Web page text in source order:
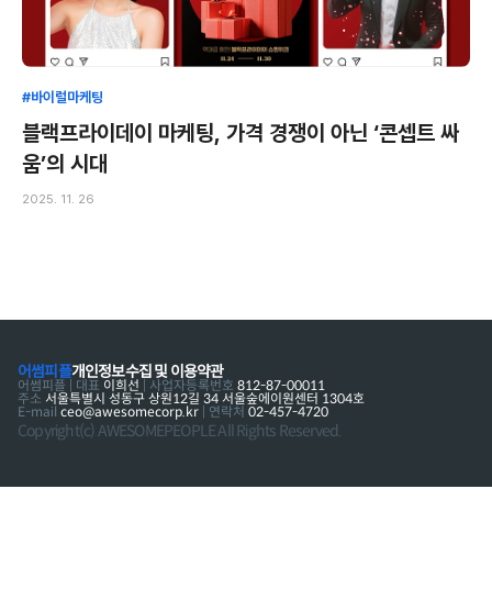
#바이럴마케팅
블랙프라이데이 마케팅, 가격 경쟁이 아닌 ‘콘셉트 싸
움’의 시대
2025. 11. 26
어썸피플개인정보수집 및 이용약관
어썸피플 | 대표 이희선 | 사업자등록번호 812-87-00011
주소 서울특별시 성동구 상원12길 34 서울숲에이원센터 1304호
E-mail ceo@awesomecorp.kr | 연락처 02-457-4720
Copyright(c) AWESOMEPEOPLE All Rights Reserved.